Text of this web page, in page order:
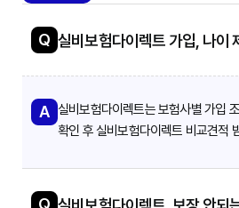
Q 실비보험다이렉트 가입, 나이
A 실비보험다이렉트는 보험사별 가입
확인 후 실비보험다이렉트 비교견적